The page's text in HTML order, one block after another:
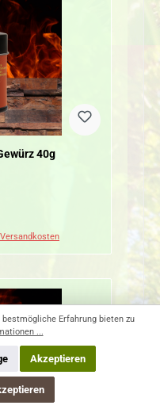
40g
Preis:
Erfahrung bieten zu
...
Akzeptieren